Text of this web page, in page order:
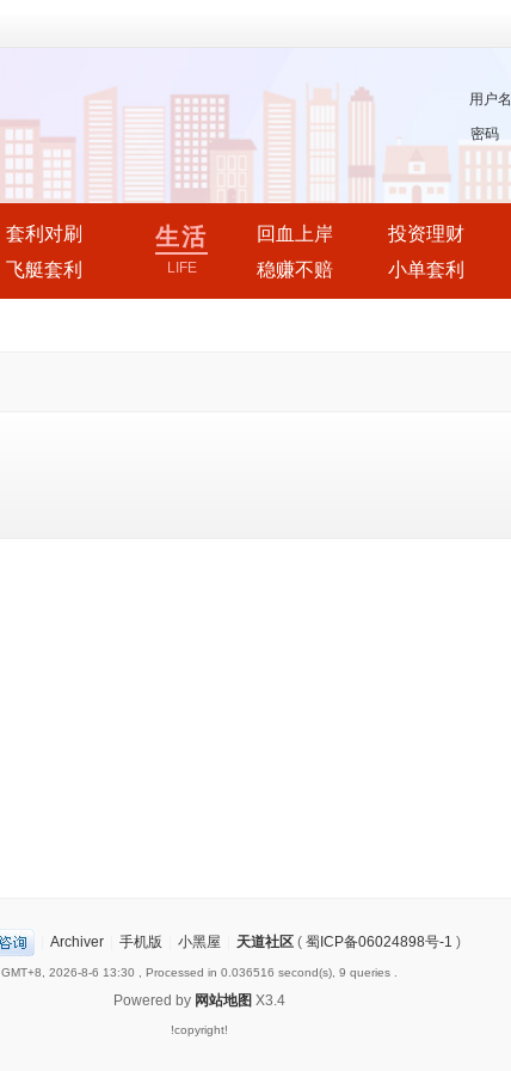
用户名
密码
套利对刷
飞艇套利
生活
LIFE
回血上岸
投资理财
稳赚不赔
小单套利
Archiver 手机版 小黑屋 天道社区 ( 蜀ICP备06024898号-1 )
GMT+8, 2026-8-6 13:30 , Processed in 0.036516 second(s), 9 queries .
Powered by 网站地图 X3.4
!copyright!